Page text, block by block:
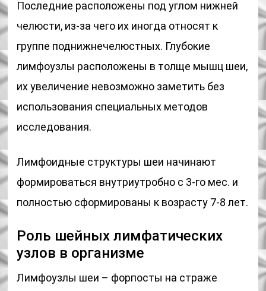
Последние расположены под углом нижней
челюсти, из-за чего их иногда относят к
группе поднижнечелюстных. Глубокие
лимфоузлы расположены в толще мышц шеи,
их увеличение невозможно заметить без
использования специальных методов
исследования.
Лимфоидные структуры шеи начинают
формироваться внутриутробно с 3-го мес. и
полностью сформированы к возрасту 7-8 лет.
Роль шейных лимфатических
узлов в организме
Лимфоузлы шеи – форпосты на страже